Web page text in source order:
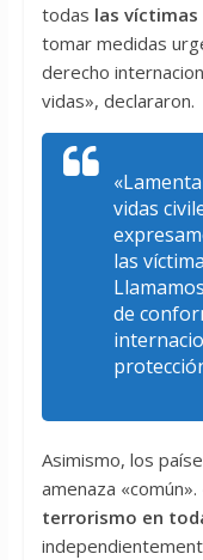
todas las
tomar medidas
derecho
vidas», declararon.
vidas
las
de
Asimismo, los
amenaza
terrorismo en